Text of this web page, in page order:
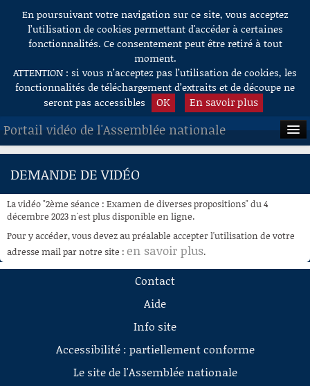
Aller au contenu
En poursuivant votre navigation sur ce site, vous acceptez
l’utilisation de cookies permettant d'accéder à certaines
fonctionnalités. Ce consentement peut être retiré à tout
moment.
ATTENTION : si vous n’acceptez pas l’utilisation de cookies, les
fonctionnalités de téléchargement d’extraits et de découpe ne
seront pas accessibles
OK En savoir plus
Portail vidéo de l'Assemblée nationale
ACCUEIL
À LA DEMANDE
RECHERCHE
AIDE À LA DÉCOUPE
DEMANDE DE VIDÉO
La vidéo "2ème séance : Examen de diverses propositions" du 4
décembre 2023 n'est plus disponible en ligne.
Pour y accéder, vous devez au préalable accepter l'utilisation de votre
adresse mail par notre site : en savoir plus.
Contact
Aide
Info site
Accessibilité : partiellement conforme
Le site de l'Assemblée nationale